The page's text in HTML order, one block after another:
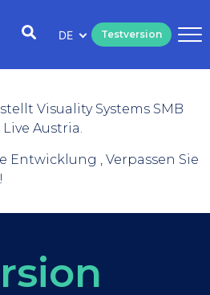
Testversion
DE
Visuality Systems SMB
Austria.
Entwicklung , Verpassen Sie